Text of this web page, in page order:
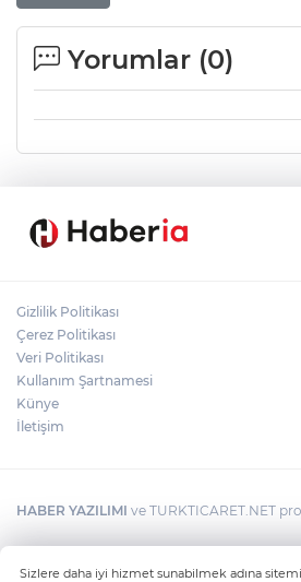
Yorumlar (0)
Gizlilik Politikası
Çerez Politikası
Veri Politikası
Kullanım Şartnamesi
Künye
İletişim
HABER YAZILIMI ve TURKTICARET.NET
Sizlere daha iyi hizmet sunabilmek adına